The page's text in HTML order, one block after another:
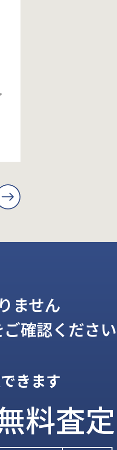
ません
確認ください
きます
料査定